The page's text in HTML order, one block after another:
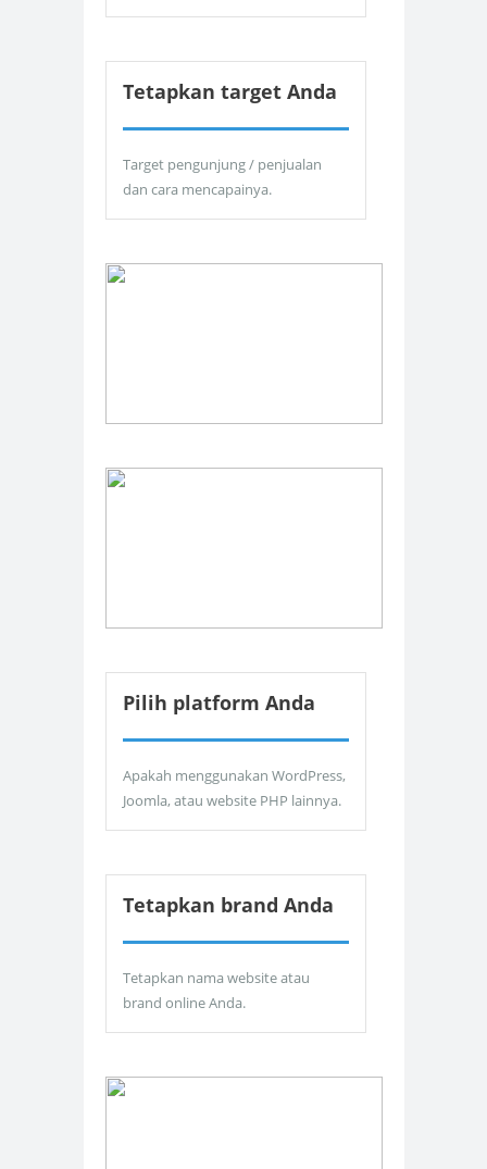
Tetapkan target Anda
Target pengunjung / penjualan
dan cara mencapainya.
Pilih platform Anda
Apakah menggunakan WordPress,
Joomla, atau website PHP lainnya.
Tetapkan brand Anda
Tetapkan nama website atau
brand online Anda.